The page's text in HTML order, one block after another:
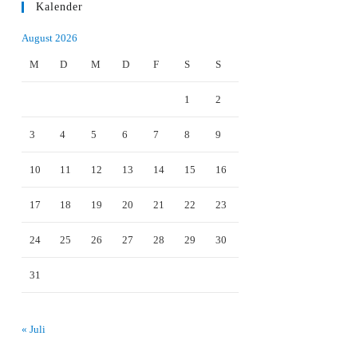
Kalender
August 2026
M D M D F S S
1 2
3 4 5 6 7 8 9
10 11 12 13 14 15 16
17 18 19 20 21 22 23
24 25 26 27 28 29 30
31
« Juli